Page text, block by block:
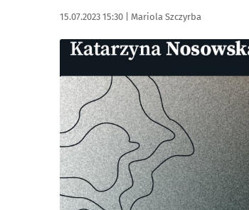
Data publikacji:
15.07.2023 15:30 | Autor:
Mariola Szczyrba
Kliknij, aby zobaczyć galerię